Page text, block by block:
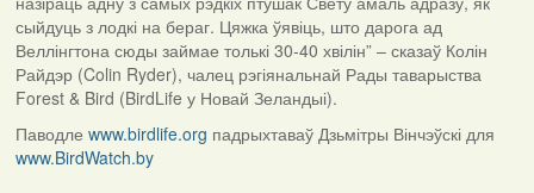
сыйдуць з лодкі на бераг. Цяжка ўявіць, што дарога ад
Веллінгтона сюды займае толькі 30-40 хвілін” – сказаў Колін
Райдэр (Colin Ryder), чалец рэгіянальнай Рады таварыства
Forest & Bird (BirdLife у Новай Зеландыі).
Паводле www.birdlife.org падрыхтаваў Дзьмітры Вінчэўскі для
www.BirdWatch.by